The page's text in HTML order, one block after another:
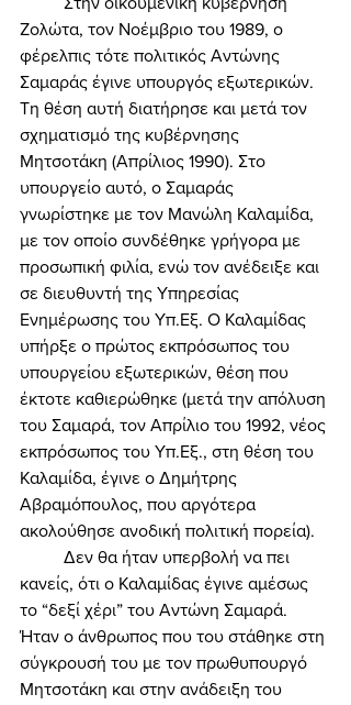
Ζολώτα, τον Νοέμβριο του 1989, ο
φέρελπις τότε πολιτικός Αντώνης
Σαμαράς έγινε υπουργός εξωτερικών.
Τη θέση αυτή διατήρησε και μετά τον
σχηματισμό της κυβέρνησης
Μητσοτάκη (Απρίλιος 1990). Στο
υπουργείο αυτό, ο Σαμαράς
γνωρίστηκε με τον Μανώλη Καλαμίδα,
με τον οποίο συνδέθηκε γρήγορα με
προσωπική φιλία, ενώ τον ανέδειξε και
σε διευθυντή της Υπηρεσίας
Ενημέρωσης του Υπ.Εξ. Ο Καλαμίδας
υπήρξε ο πρώτος εκπρόσωπος του
υπουργείου εξωτερικών, θέση που
έκτοτε καθιερώθηκε (μετά την απόλυση
του Σαμαρά, τον Απρίλιο του 1992, νέος
εκπρόσωπος του Υπ.Εξ., στη θέση του
Καλαμίδα, έγινε ο Δημήτρης
Αβραμόπουλος, που αργότερα
ακολούθησε ανοδική πολιτική πορεία).
κανείς, ότι ο Καλαμίδας έγινε αμέσως
το “δεξί χέρι” του Αντώνη Σαμαρά.
Ήταν ο άνθρωπος που του στάθηκε στη
σύγκρουσή του με τον πρωθυπουργό
Μητσοτάκη και στην ανάδειξη του